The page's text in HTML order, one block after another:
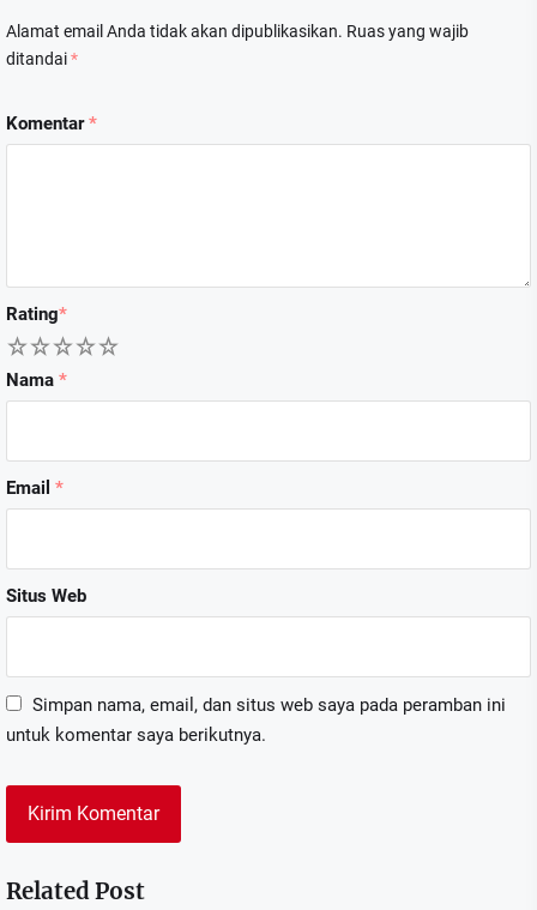
Alamat email Anda tidak akan dipublikasikan. Ruas yang wajib
ditandai*
Komentar*
Rating*
5
4
3
2
Nama *
Email *
Situs Web
Simpan nama, email, dan situs web saya pada peramban ini
untuk komentar saya berikutnya.
Related Post